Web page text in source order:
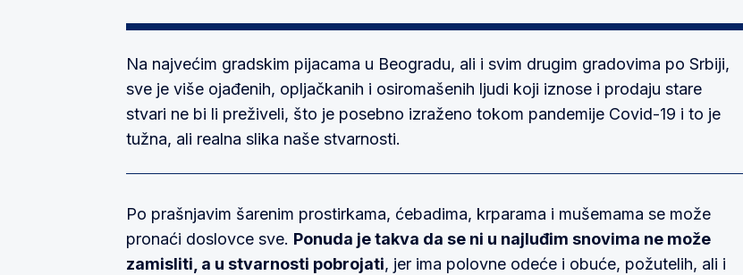
Na najvećim gradskim pijacama u Beogradu, ali i svim drugim gradovima po Srbiji,
sve je više ojađenih, opljačkanih i osiromašenih ljudi koji iznose i prodaju stare
stvari ne bi li preživeli, što je posebno izraženo tokom pandemije Covid-19 i to je
tužna, ali realna slika naše stvarnosti.
Po prašnjavim šarenim prostirkama, ćebadima, krparama i mušemama se može
pronaći doslovce sve. Ponuda je takva da se ni u najluđim snovima ne može
zamisliti, a u stvarnosti pobrojati, jer ima polovne odeće i obuće, požutelih, ali i